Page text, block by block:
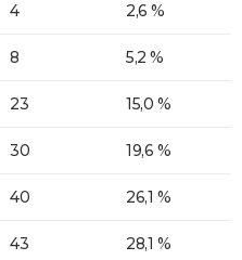
4 2,6 %
8 5,2 %
23 15,0 %
30 19,6 %
40 26,1 %
43 28,1 %